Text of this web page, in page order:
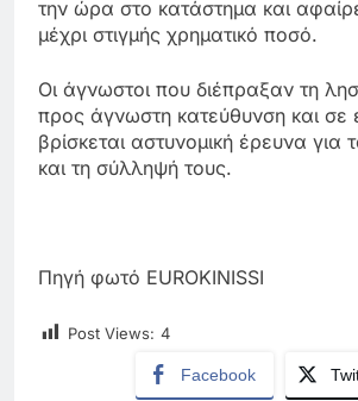
την ώρα στο κατάστημα και
μέχρι στιγμής χρηματικό ποσό.
Οι άγνωστοι που διέπραξαν τη
προς άγνωστη κατεύθυνση και σε
βρίσκεται αστυνομική έρευνα για
και τη σύλληψή τους.
Πηγή φωτό EUROKINISSI
Post Views: 4
Facebook